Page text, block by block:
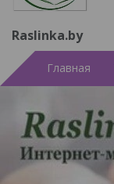
Raslinka.by
Главная